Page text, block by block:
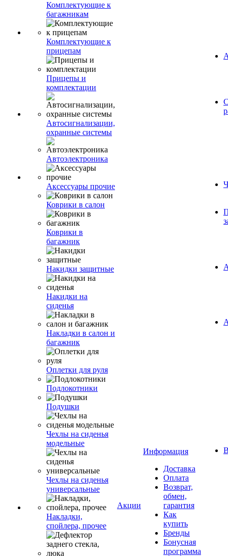
Комплектующие к
багажникам
Комплектующие к
прицепам
Прицепы и
комплектации
Автосигнализации,
охранные системы
Автоэлектроника
Аксессуары прочие
Коврики в салон
Коврики в
багажник
Накидки защитные
Накидки на
сиденья
Накладки в салон и
багажник
Оплетки для руля
Подлокотники
Подушки
Чехлы на сиденья
модельные
Чехлы на сиденья
универсальные
Накладки,
спойлера, прочее
Акции
Информация
Доставка
Оплата
Возврат,
обмен,
гарантия
Как
купить
Бренды
Бонусная
программа